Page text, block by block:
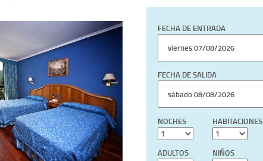
FECHA DE ENTRADA
FECHA DE SALIDA
NOCHES HABITACIONES
ADULTOS NIÑOS